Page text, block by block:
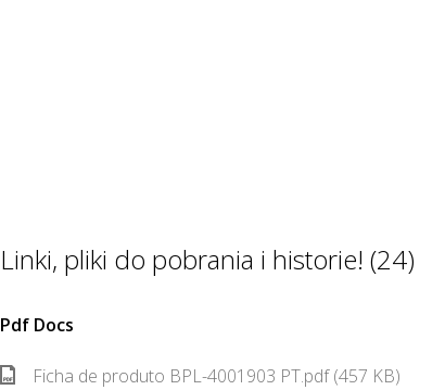
Linki, pliki do pobrania i historie! (24)
Pdf Docs
Ficha de produto BPL-4001903 PT.pdf (457 KB)